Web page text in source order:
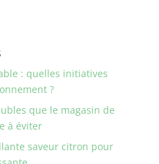
: quelles initiatives
?
que le magasin de
à éviter
saveur citron pour